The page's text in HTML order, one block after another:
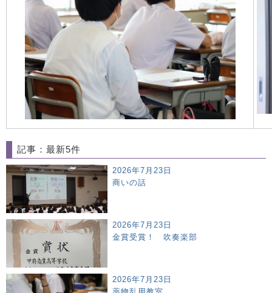
記事：最新5件
2026年7月23日
商いの話
2026年7月23日
金賞受賞！ 吹奏楽部
2026年7月23日